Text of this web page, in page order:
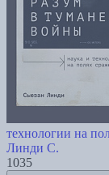
технологии на
Линди С.
1035